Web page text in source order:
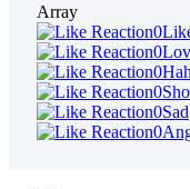
Array
0
0
0
0
0Sad
0